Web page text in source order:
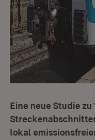
Eine neue Studie
lokal